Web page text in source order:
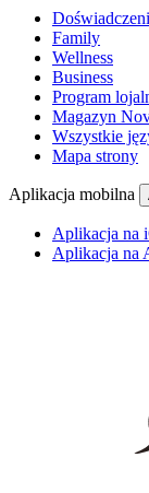
Family
Wellness
Business
Program
Magazyn
Wszystkie
Mapa strony
Aplikacja mobilna
Aplikacja na
Aplikacja na